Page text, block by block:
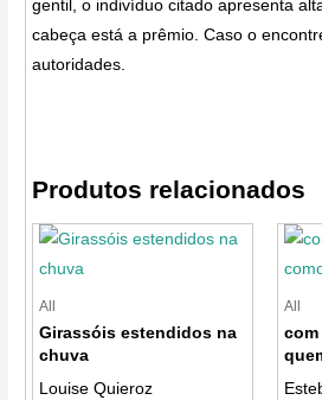
gentil, o indivíduo citado apresenta
cabeça está a prêmio. Caso o
autoridades.
Produtos relacionados
All
Girassóis estendidos na
chuva
Louise Quieroz
All
com